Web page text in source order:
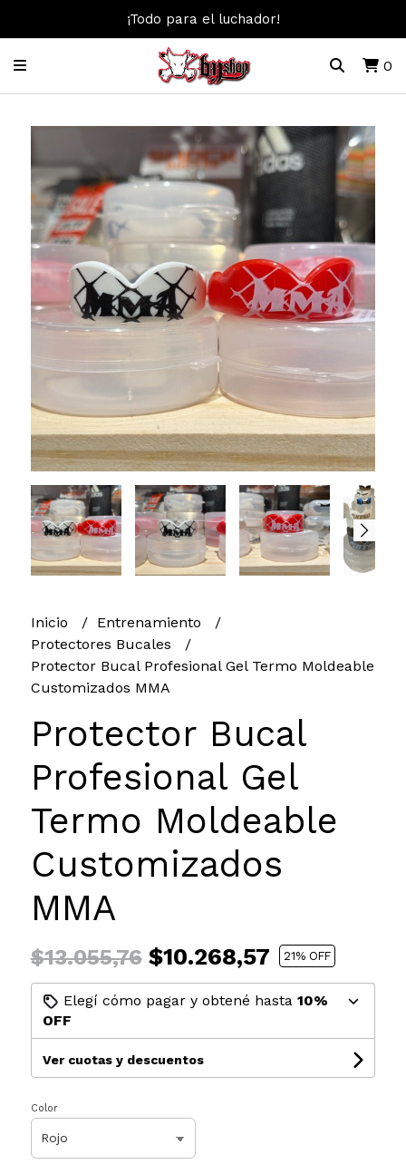
¡Todo para el luchador!
0
Inicio
Entrenamiento
Protectores Bucales
Protector Bucal Profesional Gel Termo Moldeable
Customizados MMA
Protector Bucal
Profesional Gel
Termo Moldeable
Customizados
MMA
$13.055,76$10.268,57 21% OFF
Elegí cómo pagar y obtené hasta 10%
OFF
Ver cuotas y descuentos
Color